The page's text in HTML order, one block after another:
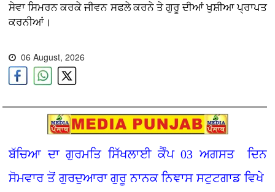
ਸੇਵਾ ਸਿਮਰਨ ਕਰਕੇ ਜੀਵਨ ਸਫਲੇ ਕਰਨੇ ਤੇ ਗੁਰੂ ਦੀਆਂ ਖੁਸ਼ੀਆ ਪ੍ਰਾਪਤ
ਕਰਨੀਆਂ।
06 August, 2026
ਬੱਚਿਆ ਦਾ ਗੁਰਮਤਿ ਸਿੱਖਲਾਈ ਕੈੰਪ 03 ਅਗਸਤ ਦਿਨ
ਸੋਮਵਾਰ ਤੋਂ ਗੁਰਦੁਆਰਾ ਗੁਰੂ ਨਾਨਕ ਨਿਞਾਸ ਸਟੁਟਗਾਡ ਵਿਖੇ